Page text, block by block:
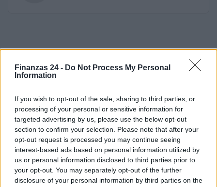
Finanzas 24 - Do Not Process My Personal
Information
If you wish to opt-out of the sale, sharing to third parties, or
processing of your personal or sensitive information for
targeted advertising by us, please use the below opt-out
section to confirm your selection. Please note that after your
opt-out request is processed you may continue seeing
interest-based ads based on personal information utilized by
us or personal information disclosed to third parties prior to
your opt-out. You may separately opt-out of the further
disclosure of your personal information by third parties on the